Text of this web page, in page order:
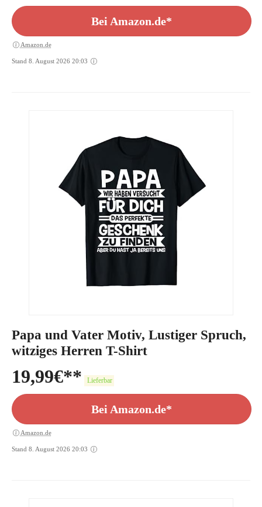
Bei Amazon.de*
Amazon.de
Stand 8. August 2026 20:03
Papa und Vater Motiv, Lustiger Spruch,
witziges Herren T-Shirt
19,99€ Lieferbar
Bei Amazon.de*
Amazon.de
Stand 8. August 2026 20:03